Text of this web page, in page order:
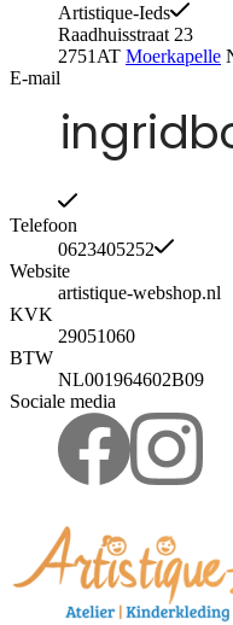
Artistique-Ieds
Raadhuisstraat 23
2751AT Moerkapelle
E-mail
Telefoon
0623405252
Website
artistique-webshop.nl
KVK
29051060
BTW
NL001964602B09
Sociale media